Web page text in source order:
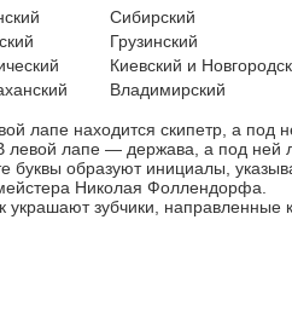
Сибирский
Грузинский
Киевский и
Владимирский
лапе находится скипетр, а под
левой лапе — держава, а под ней
буквы образуют инициалы,
Николая Фоллендорфа.
украшают зубчики, направленные